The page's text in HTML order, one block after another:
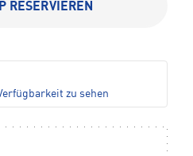
RESERVIEREN
zu sehen